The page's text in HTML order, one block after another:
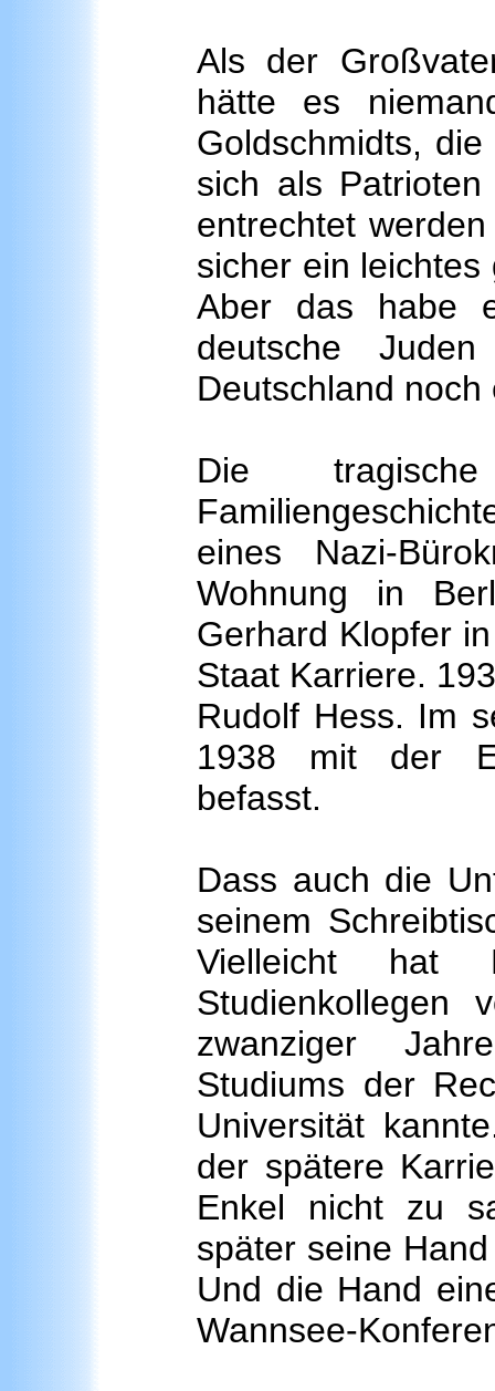
Als der
hätte es
Goldschmidts,
sich als
entrechtet
sicher ein
Aber das habe
deutsche
Deutschland
Die
eines Nazi-
Wohnung in
Gerhard Klopfer
Staat Karriere.
Rudolf Hess. Im
1938 mit der
befasst.
Dass auch die
seinem
Vielleicht hat
zwanziger
Studiums der
Universität
der spätere
Enkel nicht zu
später seine
Und die Hand
Wannsee-